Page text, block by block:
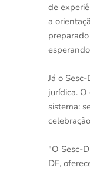
de
a
Já o
jurídica.
sistema:
"O Sesc-
DF,